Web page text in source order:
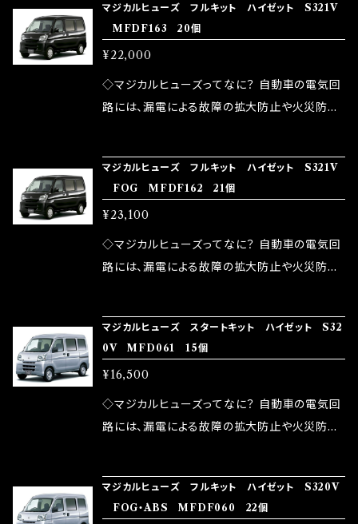
など、これらの効果は、タウンユースだけでなく、
モータースポーツシーンでの実証実験の上、 製
品化を果たしております。
ズが、マジカルヒューズになります。 ◇マジカル
ヒューズの効果 マジカルヒューズは放電防止効
果・接触抵抗低減効果により、このような効果を
発揮します。 ・アクセルレスポンスの向上 ・アイ
ドリング安定化（静粛性UP） ・ターボ車のターボ
など、これらの効果は、タウンユースだけでなく、
モータースポーツシーンでの実証実験の上、 製
品化を果たしております。
路として、各回路への電力供給を行っています。
しかし、ヒューズには拭い去れない欠点があり
ます。 1.溶接回路であるため、配線と比較し抵抗
が大きい。 2.金属部分が露出している為、空気
中に漏電してしまう。 3.金属プレートが接触する
ズが、マジカルヒューズになります。 ◇マジカル
ヒューズの効果 マジカルヒューズは放電防止効
果・接触抵抗低減効果により、このような効果を
発揮します。 ・アクセルレスポンスの向上 ・アイ
ドリング安定化（静粛性UP） ・ターボ車のターボ
など、これらの効果は、タウンユースだけでなく、
モータースポーツシーンでの実証実験の上、 製
品化を果たしております。
マジカルヒューズ フルキット ハイゼット S321V
MFDF163 20個
¥22,000
◇マジカルヒューズってなに？ 自動車の電気回
路には、漏電による故障の拡大防止や火災防止
路として、各回路への電力供給を行っています。
しかし、ヒューズには拭い去れない欠点があり
ます。 1.溶接回路であるため、配線と比較し抵抗
が大きい。 2.金属部分が露出している為、空気
中に漏電してしまう。 3.金属プレートが接触する
ズが、マジカルヒューズになります。 ◇マジカル
ヒューズの効果 マジカルヒューズは放電防止効
果・接触抵抗低減効果により、このような効果を
発揮します。 ・アクセルレスポンスの向上 ・アイ
ドリング安定化（静粛性UP） ・ターボ車のターボ
など、これらの効果は、タウンユースだけでなく、
モータースポーツシーンでの実証実験の上、 製
マジカルヒューズ フルキット ハイゼット S321V
FOG MFDF162 21個
¥23,100
◇マジカルヒューズってなに？ 自動車の電気回
路には、漏電による故障の拡大防止や火災防止
路として、各回路への電力供給を行っています。
しかし、ヒューズには拭い去れない欠点があり
ます。 1.溶接回路であるため、配線と比較し抵抗
が大きい。 2.金属部分が露出している為、空気
中に漏電してしまう。 3.金属プレートが接触する
ズが、マジカルヒューズになります。 ◇マジカル
ヒューズの効果 マジカルヒューズは放電防止効
マジカルヒューズ スタートキット ハイゼット S32
0V MFD061 15個
¥16,500
◇マジカルヒューズってなに？ 自動車の電気回
路には、漏電による故障の拡大防止や火災防止
路として、各回路への電力供給を行っています。
しかし、ヒューズには拭い去れない欠点があり
マジカルヒューズ フルキット ハイゼット S320V
FOG・ABS MFDF060 22個